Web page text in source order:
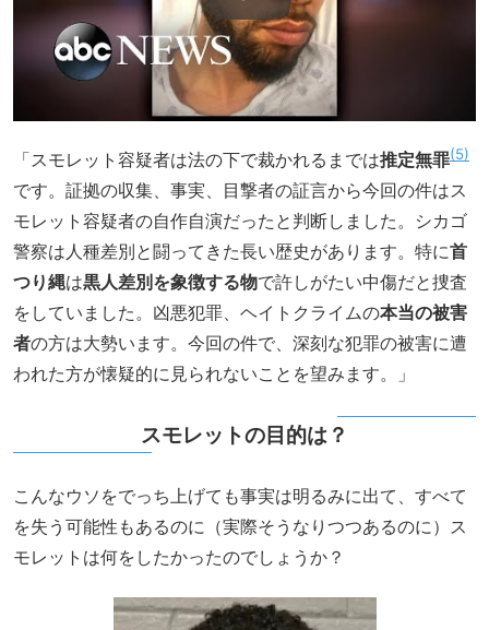
「スモレット容疑者は法の下で裁かれるまでは推定無罪 5
です。証拠の収集、事実、目撃者の証言から今回の件はス
モレット容疑者の自作自演だったと判断しました。シカゴ
警察は人種差別と闘ってきた長い歴史があります。特に首
つり縄は黒人差別を象徴する物で許しがたい中傷だと捜査
をしていました。凶悪犯罪、ヘイトクライムの本当の被害
者の方は大勢います。今回の件で、深刻な犯罪の被害に遭
われた方が懐疑的に見られないことを望みます。」
スモレットの目的は？
こんなウソをでっち上げても事実は明るみに出て、すべて
を失う可能性もあるのに（実際そうなりつつあるのに）ス
モレットは何をしたかったのでしょうか？